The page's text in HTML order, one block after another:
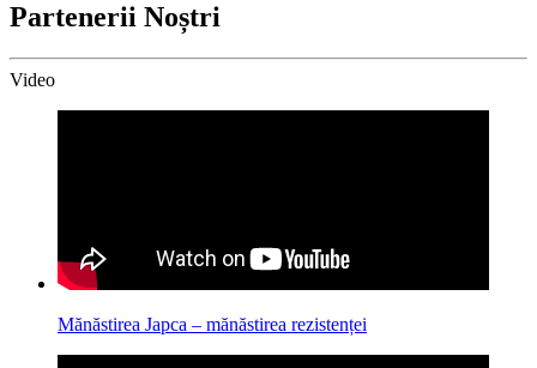
Partenerii Noștri
Video
Mănăstirea Japca – mănăstirea rezistenței